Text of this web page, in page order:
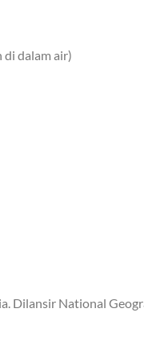
di dalam air)
Dilansir National